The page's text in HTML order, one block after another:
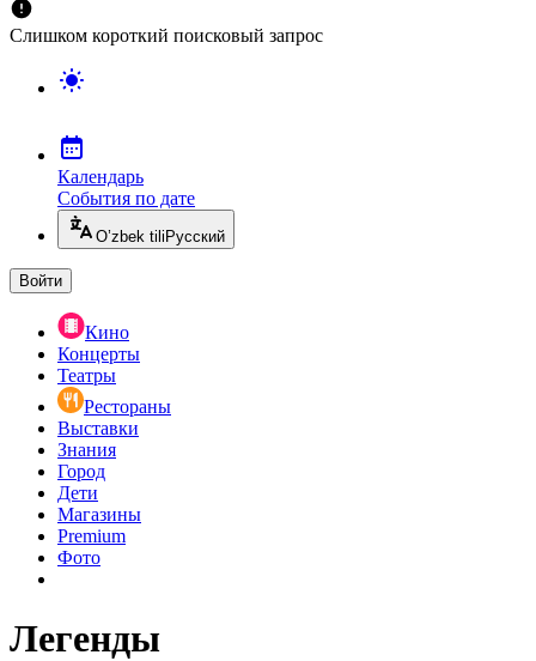
Слишком короткий поисковый запрос
Календарь
События по дате
O’zbek tili Русский
Войти
Кино
Концерты
Театры
Рестораны
Выставки
Знания
Город
Дети
Магазины
Premium
Фото
Легенды